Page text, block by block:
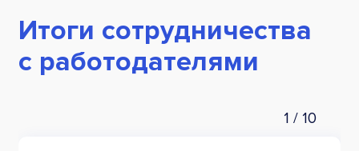
Итоги сотрудничества
с работодателями
1 / 10